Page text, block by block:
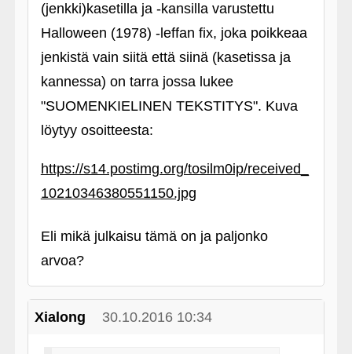
(jenkki)kasetilla ja ‑kansilla varustettu
Halloween (1978) ‑leffan fix, joka poikkeaa
jenkistä vain siitä että siinä (kasetissa ja
kannessa) on tarra jossa lukee
"SUOMENKIELINEN TEKSTITYS". Kuva
löytyy osoitteesta:
https://s14.postimg.org/tosilm0ip/received_
10210346380551150.jpg
Eli mikä julkaisu tämä on ja paljonko
arvoa?
Xialong 30.10.2016 10:34